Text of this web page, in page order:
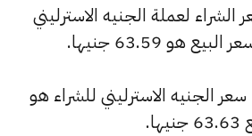
لعملة الجنيه الاسترليني
الجنيه الاسترليني للشراء هو